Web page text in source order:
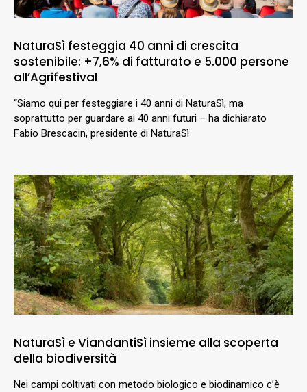
NaturaSì festeggia 40 anni di crescita
sostenibile: +7,6% di fatturato e 5.000 persone
all’Agrifestival
“Siamo qui per festeggiare i 40 anni di NaturaSì, ma
soprattutto per guardare ai 40 anni futuri – ha dichiarato
Fabio Brescacin, presidente di NaturaSì
NaturaSì e ViandantiSì insieme alla scoperta
della biodiversità
Nei campi coltivati con metodo biologico e biodinamico c’è